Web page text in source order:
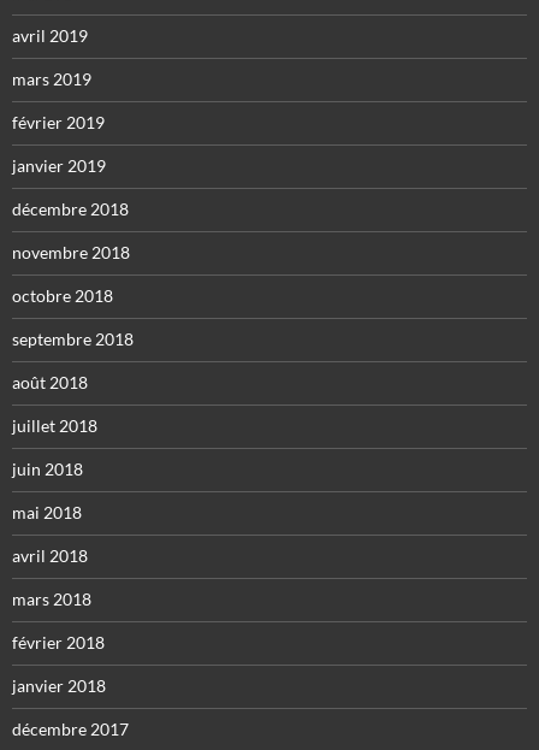
avril 2019
mars 2019
février 2019
janvier 2019
décembre 2018
novembre 2018
octobre 2018
septembre 2018
août 2018
juillet 2018
juin 2018
mai 2018
avril 2018
mars 2018
février 2018
janvier 2018
décembre 2017